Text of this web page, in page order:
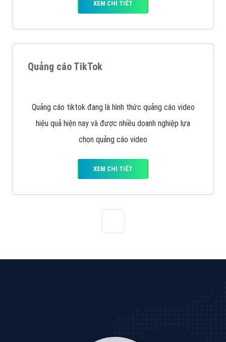
Hà Nội là rất khó cho khách hàng. VietAds xin giới
thiệu công ty thiết kế Viet
XEM CHI TIẾT
Quảng cáo Cốc Cốc
Cốc Cốc là trình duyệt web trực tuyến hiệu quả, hãy